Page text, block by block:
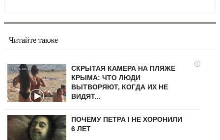
Читайте также
i
СКРЫТАЯ КАМЕРА НА ПЛЯЖЕ
КРЫМА: ЧТО ЛЮДИ
ВЫТВОРЯЮТ, КОГДА ИХ НЕ
ВИДЯТ...
ПОЧЕМУ ПЕТРА I НЕ ХОРОНИЛИ
6 ЛЕТ